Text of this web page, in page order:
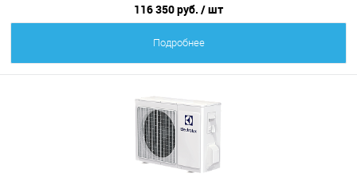
116 350 руб. / шт
Подробнее